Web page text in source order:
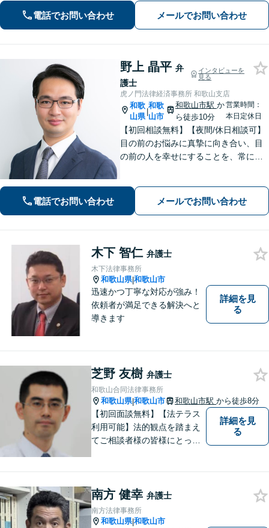
交渉の豊富な経験を活かし、賠償金の
増額を目指します【相続問題】不動産
鑑定士等と連携し、最良の相続実現に
向けサポート
電話でお問い合わせ メールでお問い合わせ
野上 晶平 弁
護士
インタビューを
見る
虎ノ門法律経済事務所 和歌山支店
和歌
山県
|
和歌
山市
和歌山市駅 か
ら徒歩10分
営業時間：
本日定休日
【初回相談無料】【夜間/休日相談可】
目の前のお悩みに真摯に向き合い、目
の前の人を幸せにすることを、常にこ
します。お困りの方は、お気軽にご相
談ください。
電話でお問い合わせ メールでお問い合わせ
木下 智仁 弁護士
木下法律事務所
和歌山県|和歌山市
迅速かつ丁寧な対応が強み！
依頼者が満足できる解決へと
導きます
詳細を見
る
芝野 友樹 弁護士
和歌山合同法律事務所
和歌山県|和歌山市 和歌山市駅 から徒歩8分
【初回面談無料】【法テラス
利用可能】法的観点を踏まえ
てご相談者様の皆様にとって
【当日／夜間／応相談】お悩
み事がございましたら、お気
軽にご相談下さい。
詳細を見
る
南方 健幸 弁護士
南方法律事務所
和歌山県|和歌山市